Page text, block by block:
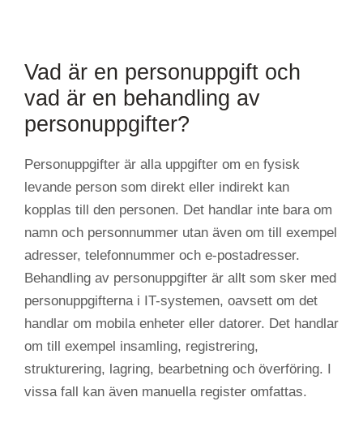
Vad är en personuppgift och
vad är en behandling av
personuppgifter?
Personuppgifter är alla uppgifter om en fysisk
levande person som direkt eller indirekt kan
kopplas till den personen. Det handlar inte bara om
namn och personnummer utan även om till exempel
adresser, telefonnummer och e-postadresser.
Behandling av personuppgifter är allt som sker med
personuppgifterna i IT-systemen, oavsett om det
handlar om mobila enheter eller datorer. Det handlar
om till exempel insamling, registrering,
strukturering, lagring, bearbetning och överföring. I
vissa fall kan även manuella register omfattas.